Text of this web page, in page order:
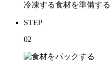
冷凍する食材を準備する
STEP
02